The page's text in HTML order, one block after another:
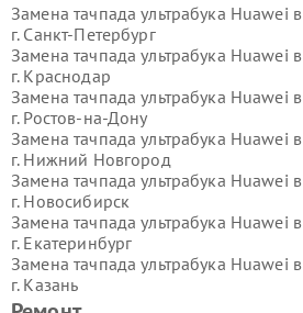
Замена тачпада ультрабука Huawei в
г. Санкт-Петербург
Замена тачпада ультрабука Huawei в
г. Краснодар
Замена тачпада ультрабука Huawei в
г. Ростов-на-Дону
Замена тачпада ультрабука Huawei в
г. Нижний Новгород
Замена тачпада ультрабука Huawei в
г. Новосибирск
Замена тачпада ультрабука Huawei в
г. Екатеринбург
Замена тачпада ультрабука Huawei в
г. Казань
Замена тачпада ультрабука Huawei в